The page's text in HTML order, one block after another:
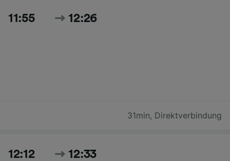
11:55 12:26
31min, Direktverbindung
12:12 12:33